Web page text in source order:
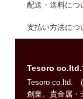
配送・送料につ
支払い方法につ
Tesoro co.ltd.
Tesoro co.ltd. (
創業。貴金属・